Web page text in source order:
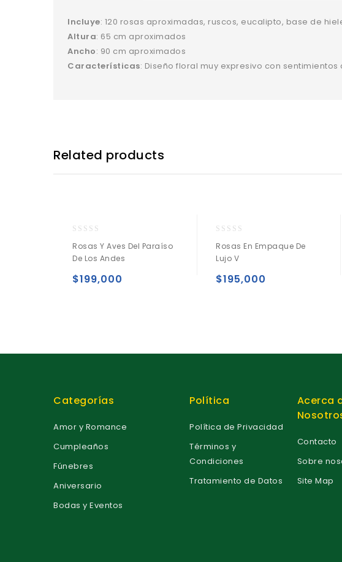
Incluye: 120 rosas aproximadas, ruscos, eucalipto, base de
Altura: 65 cm aproximados
Ancho: 90 cm aproximados
Características: Diseño floral muy expresivo con sentimientos
Related products
o
u
o
Rosas Y Aves Del Paraíso
De Los Andes
$199,000
o
u
o
Rosas En Empaque De
Lujo V
$195,000
Categorías
Amor y Romance
Cumpleaños
Fúnebres
Aniversario
Bodas y Eventos
Política
Política de Privacidad
Términos y
Condiciones
Tratamiento de Datos
Acerca
Contacto
Sobre
Site Map